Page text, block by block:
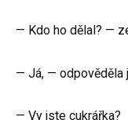
— Kdo ho dělal? —
— Já, — odpověděla
— Vy jste cukrářka?